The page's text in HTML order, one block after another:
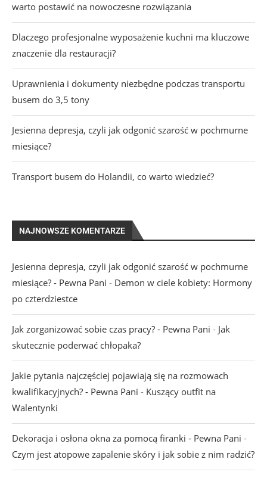
warto postawić na nowoczesne rozwiązania
Dlaczego profesjonalne wyposażenie kuchni ma kluczowe
znaczenie dla restauracji?
Uprawnienia i dokumenty niezbędne podczas transportu
busem do 3,5 tony
Jesienna depresja, czyli jak odgonić szarość w pochmurne
miesiące?
Transport busem do Holandii, co warto wiedzieć?
NAJNOWSZE KOMENTARZE
Jesienna depresja, czyli jak odgonić szarość w pochmurne
miesiące? - Pewna Pani - Demon w ciele kobiety: Hormony
po czterdziestce
Jak zorganizować sobie czas pracy? - Pewna Pani - Jak
skutecznie poderwać chłopaka?
Jakie pytania najczęściej pojawiają się na rozmowach
kwalifikacyjnych? - Pewna Pani - Kuszący outfit na
Walentynki
Dekoracja i osłona okna za pomocą firanki - Pewna Pani -
Czym jest atopowe zapalenie skóry i jak sobie z nim radzić?